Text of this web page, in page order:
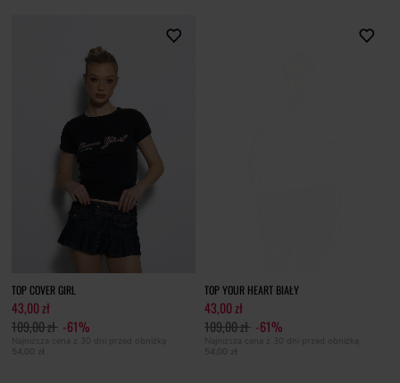
TOP COVER GIRL
43,00 zł
109,00 zł -61%
Najniższa cena z 30 dni przed obniżką
54,00 zł
TOP YOUR HEART BIAŁY
43,00 zł
109,00 zł -61%
Najniższa cena z 30 dni przed obniżką
54,00 zł